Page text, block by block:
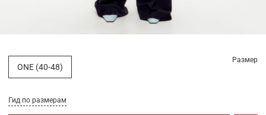
Гид по размерам
Размер
ONE (40-48)